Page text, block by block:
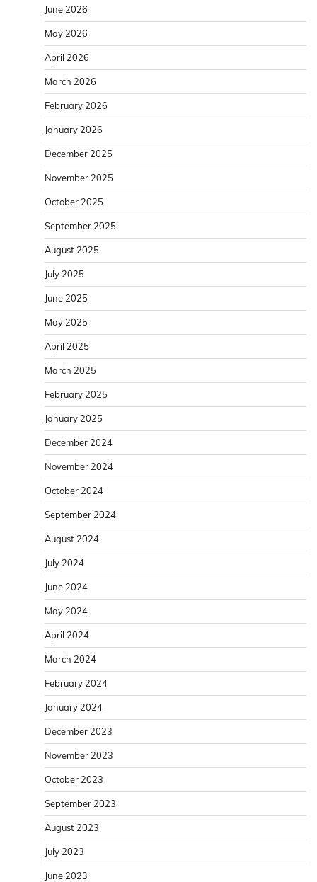
June 2026
May 2026
April 2026
March 2026
February 2026
January 2026
December 2025
November 2025
October 2025
September 2025
August 2025
July 2025
June 2025
May 2025
April 2025
March 2025
February 2025
January 2025
December 2024
November 2024
October 2024
September 2024
August 2024
July 2024
June 2024
May 2024
April 2024
March 2024
February 2024
January 2024
December 2023
November 2023
October 2023
September 2023
August 2023
July 2023
June 2023